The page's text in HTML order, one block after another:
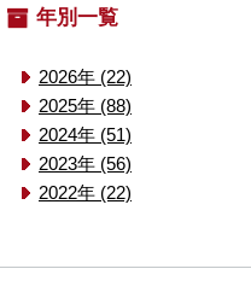
年別一覧
2026年 (22)
2025年 (88)
2024年 (51)
2023年 (56)
2022年 (22)